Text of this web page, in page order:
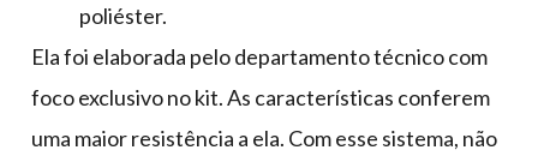
poliéster.
Ela foi elaborada pelo departamento técnico com
foco exclusivo no kit. As características conferem
uma maior resistência a ela. Com esse sistema, não